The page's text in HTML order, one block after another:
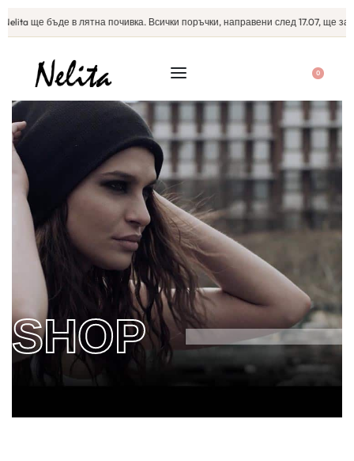
ще бъде в лятна почивка. Всички поръчки, направени след 17.07, ще
0
SHOP